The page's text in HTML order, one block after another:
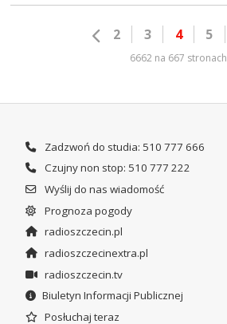
2 3 4 5
6662 na 667 stronach
Zadzwoń do studia: 510 777 666
Czujny non stop: 510 777 222
Wyślij do nas wiadomość
Prognoza pogody
radioszczecin.pl
radioszczecinextra.pl
radioszczecin.tv
Biuletyn Informacji Publicznej
Posłuchaj teraz